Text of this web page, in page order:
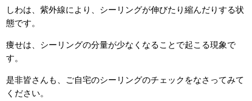
しわは、紫外線により、シーリングが伸びたり縮んだりする状
態です。
痩せは、シーリングの分量が少なくなることで起こる現象で
す。
是非皆さんも、ご自宅のシーリングのチェックをなさってみて
ください。